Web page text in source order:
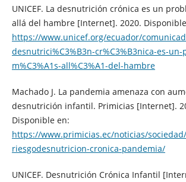
UNICEF. La desnutrición crónica es un
allá del hambre [Internet]. 2020.
https://www.unicef.org/ecuador/
desnutrici%C3%B3n-cr%C3%B3nica-es-
m%C3%A1s-all%C3%A1-del-hambre
Machado J. La pandemia amenaza con
desnutrición infantil. Primicias [Internet].
Disponible en:
https://www.primicias.ec/noticias/
riesgodesnutricion-cronica-pandemia/
UNICEF. Desnutrición Crónica Infantil